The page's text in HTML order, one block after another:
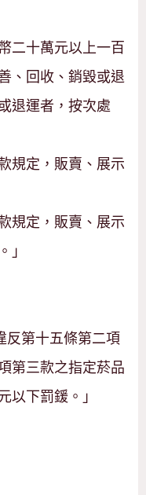
二十萬元以上一百
、回收、銷毀或退
退運者，按次處
規定，販賣、展示
規定，販賣、展示
」
反第十五條第二項
第三款之指定菸品
以下罰鍰。」